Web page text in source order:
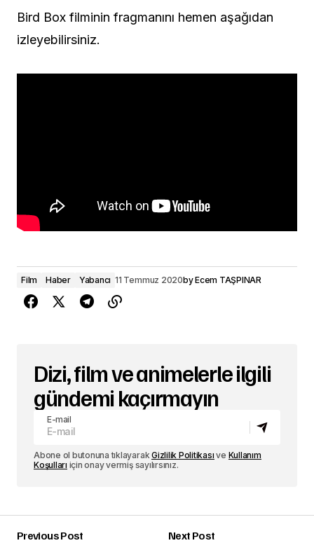
Bird Box filminin fragmanını hemen aşağıdan
izleyebilirsiniz.
Film Haber Yabancı 11 Temmuz 2020byEcem TAŞPINAR
Dizi, film ve animelerle ilgili
gündemi kaçırmayın
E-mail
Abone ol butonuna tıklayarakGizlilik Politikası ve Kullanım
Koşulları için onay vermiş sayılırsınız.
Previous Post
Next Post